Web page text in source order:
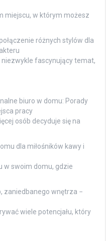
miejscu, w którym możesz
różnych stylów dla
fascynujący temat,
biuro w domu: Porady
pracy
osób decyduje się na
dla miłośników kawy i
w swoim domu, gdzie
zaniedbanego wnętrza −
wiele potencjału, który